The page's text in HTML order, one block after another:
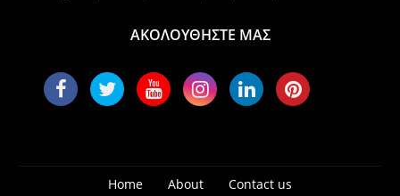
ΑΚΟΛΟΥΘΗΣΤΕ ΜΑΣ
Home About
Contact us